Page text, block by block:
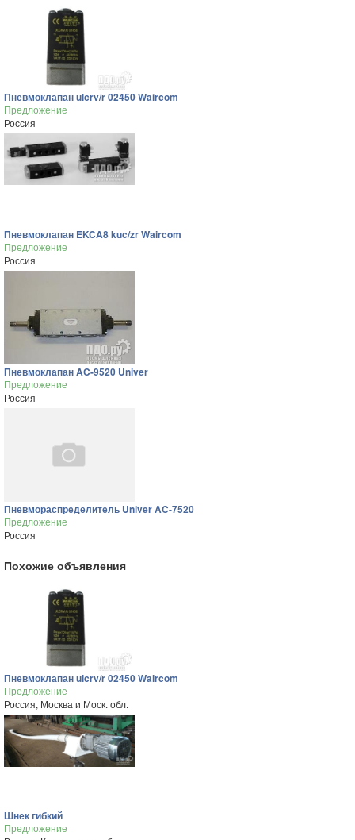
Пневмоклапан ulcrv/r 02450 Waircom
Предложение
Россия
Пневмоклапан EKCA8 kuc/zr Waircom
Предложение
Россия
Пневмоклапан AC-9520 Univer
Предложение
Россия
Пневмораспределитель Univer AC-7520
Предложение
Россия
Похожие объявления
Пневмоклапан ulcrv/r 02450 Waircom
Предложение
Россия, Москва и Моск. обл.
Шнек гибкий
Предложение